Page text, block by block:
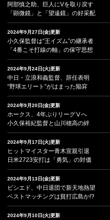
阿部慎之助、巨人にVを取り戻す
「顕微鏡」と「望遠鏡」の好采配
2024年9月27日(金)更新
小久保監督は“王イズム”の継承者
「4番こそ打線の軸」の保守思想
2024年9月24日(火)更新
中日・立浪和義監督、辞任表明
“野球エリート”がはまった陥穽
2024年9月20日(金)更新
ホークス、4年ぶりリーグⅤへ
小久保裕紀監督と山川穂高の絆
2024年9月17日(火)更新
ヒットマイスター青木宣親引退
日米2723安打は「勇気」の対価
2024年9月13日(金)更新
ビシエド、中日退団で新天地熱望
ベストマッチングは貧打広島か!?
2024年9月10日(火)更新